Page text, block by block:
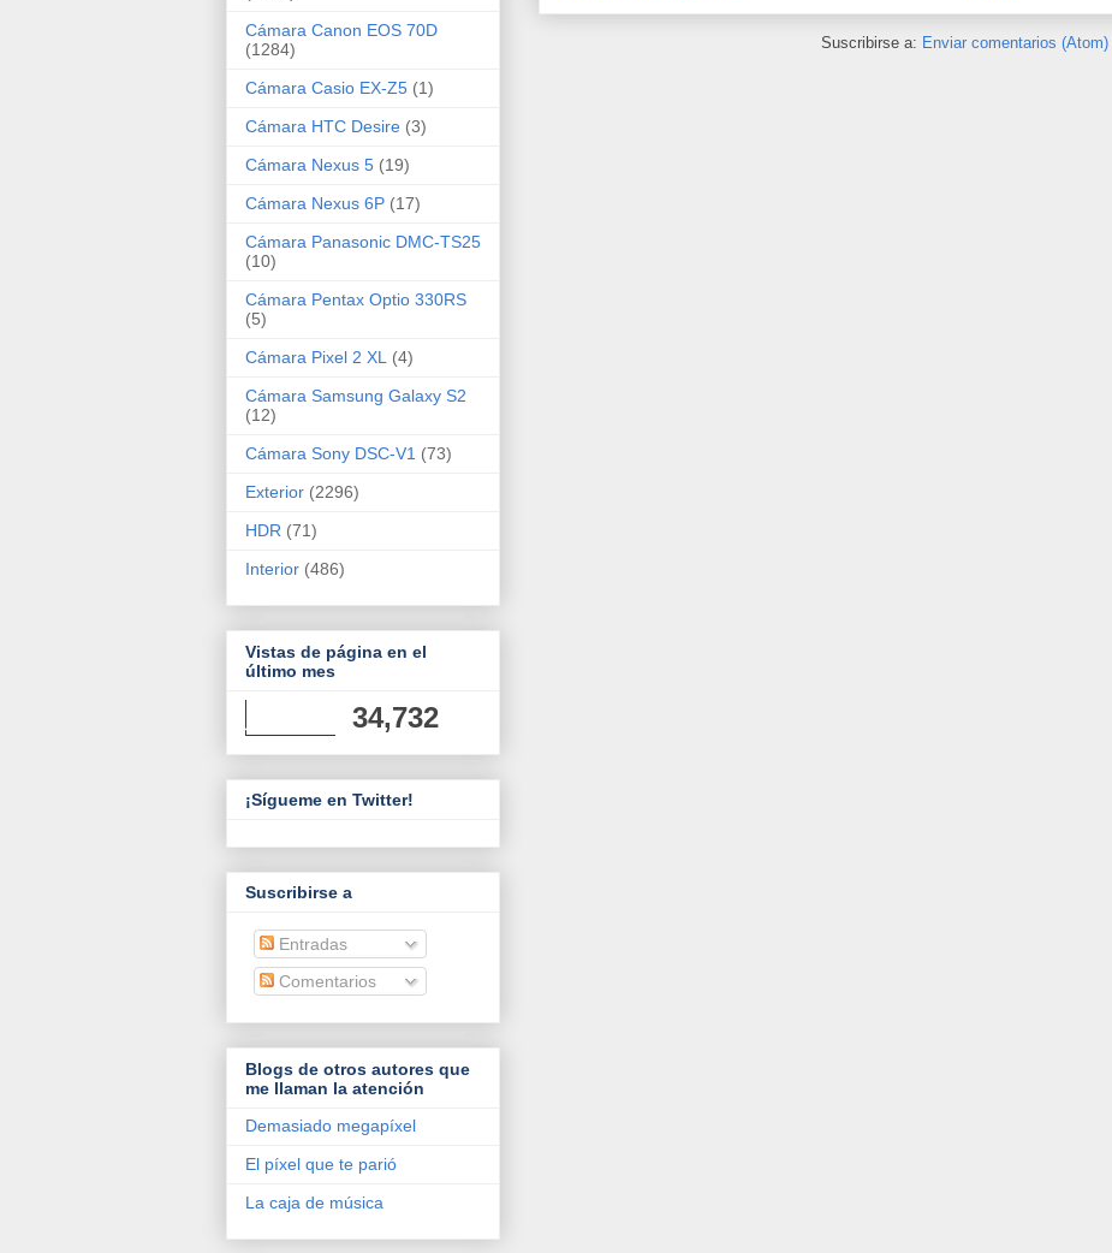
Suscribirse a: Enviar comentarios (Atom)
Cámara Canon EOS 70D
(1284)
Cámara Casio EX-Z5 (1)
Cámara HTC Desire (3)
Cámara Nexus 5 (19)
Cámara Nexus 6P (17)
Cámara Panasonic DMC-TS25
(10)
Cámara Pentax Optio 330RS
(5)
Cámara Pixel 2 XL
(4)
Cámara Samsung Galaxy S2
(12)
Cámara Sony DSC-V1 (73)
Exterior (2296)
HDR (71)
Interior (486)
Vistas de página en el
último mes
34,732
¡Sígueme en Twitter!
Suscribirse a
Entradas
Comentarios
Blogs de otros autores que
me llaman la atención
Demasiado megapíxel
El píxel que te parió
La caja de música